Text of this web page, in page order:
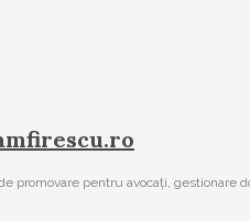
pentru avocați,